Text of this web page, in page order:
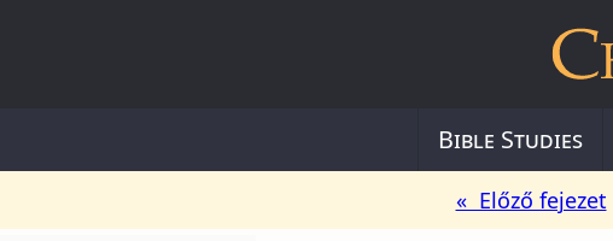
Bible Studies
« Előző fejezet